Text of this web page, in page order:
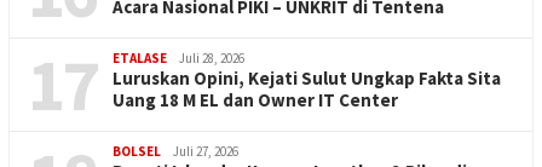
Acara Nasional PIKI – UNKRIT di Tentena
17 ETALASE Juli 28, 2026
Luruskan Opini, Kejati Sulut Ungkap Fakta Sita
Uang 18 M EL dan Owner IT Center
BOLSEL Juli 27, 2026